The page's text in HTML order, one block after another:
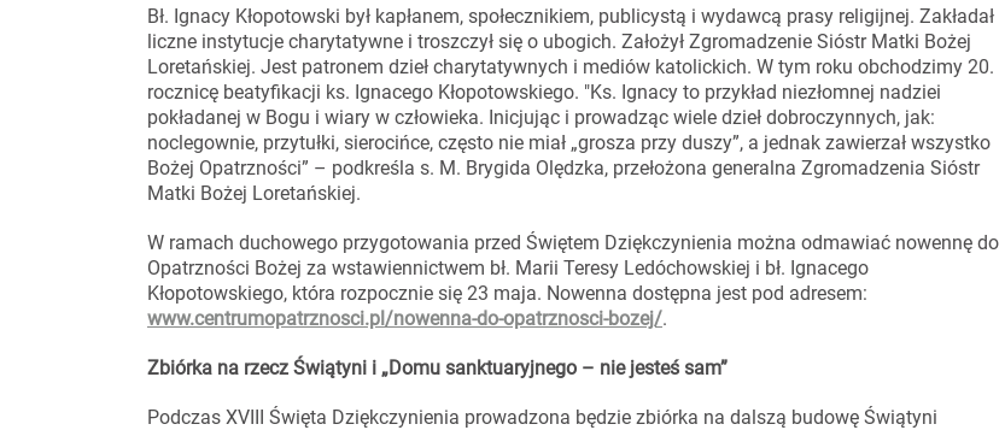
Bł. Ignacy Kłopotowski był kapłanem, społecznikiem, publicystą i wydawcą prasy religijnej. Zakładał
liczne instytucje charytatywne i troszczył się o ubogich. Założył Zgromadzenie Sióstr Matki Bożej
Loretańskiej. Jest patronem dzieł charytatywnych i mediów katolickich. W tym roku obchodzimy 20.
rocznicę beatyfikacji ks. Ignacego Kłopotowskiego. "Ks. Ignacy to przykład niezłomnej nadziei
pokładanej w Bogu i wiary w człowieka. Inicjując i prowadząc wiele dzieł dobroczynnych, jak:
noclegownie, przytułki, sierocińce, często nie miał „grosza przy duszy”, a jednak zawierzał wszystko
Bożej Opatrzności” – podkreśla s. M. Brygida Olędzka, przełożona generalna Zgromadzenia Sióstr
Matki Bożej Loretańskiej.
W ramach duchowego przygotowania przed Świętem Dziękczynienia można odmawiać nowennę do
Opatrzności Bożej za wstawiennictwem bł. Marii Teresy Ledóchowskiej i bł. Ignacego
Kłopotowskiego, która rozpocznie się 23 maja. Nowenna dostępna jest pod adresem:
www.centrumopatrznosci.pl/nowenna-do-opatrznosci-bozej/.
Zbiórka na rzecz Świątyni i „Domu sanktuaryjnego – nie jesteś sam”
Podczas XVIII Święta Dziękczynienia prowadzona będzie zbiórka na dalszą budowę Świątyni